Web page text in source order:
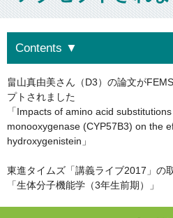
畠山真由美さん（D3）の論文が
プトされました
「Impacts of amino acid
monooxygenase (CYP57B3) on the
hydroxygenistein」
東進タイムズ「講義ライブ2017」の
「生体分子機能学（3年生前期）」
Contents ▼